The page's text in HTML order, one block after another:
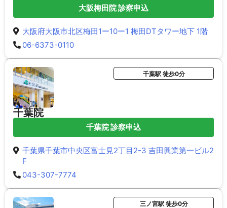
大阪梅田院 診察申込
大阪府大阪市北区梅田1ー10ー1 梅田DTタワー地下 1階
06-6373-0110
千葉院
千葉駅 徒歩0分
千葉院 診察申込
千葉県千葉市中央区富士見2丁目2-3 吉田興業第一ビル2
F
043-307-7774
三ノ宮駅 徒歩0分